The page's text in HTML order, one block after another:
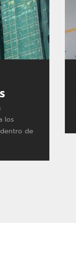
los
de